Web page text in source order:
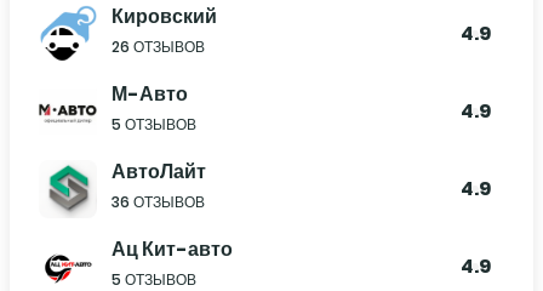
Кировский
26 ОТЗЫВОВ 4.9
М-Авто
5 ОТЗЫВОВ 4.9
АвтоЛайт
36 ОТЗЫВОВ 4.9
Ац Кит-авто
5 ОТЗЫВОВ 4.9